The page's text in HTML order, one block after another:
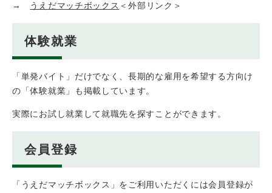
→ うえだマッチボックス ＜外部リンク＞
体験就業
「単発バイト」だけでなく、長期的な雇用を希望する方向け
の「体験就業」も掲載しています。
実際にお試し就業して就職先を探すことができます。
会員登録
「うえだマッチボックス」をご利用いただくには会員登録が